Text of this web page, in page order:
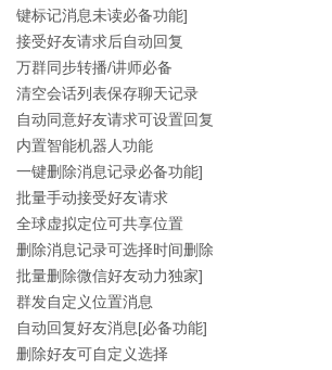
键标记消息未读必备功能]
接受好友请求后自动回复
万群同步转播/讲师必备
清空会话列表保存聊天记录
自动同意好友请求可设置回复
内置智能机器人功能
一键删除消息记录必备功能]
批量手动接受好友请求
全球虚拟定位可共享位置
删除消息记录可选择时间删除
批量删除微信好友动力独家]
群发自定义位置消息
自动回复好友消息[必备功能]
删除好友可自定义选择